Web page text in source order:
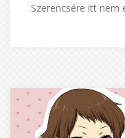
Szerencsére itt nem